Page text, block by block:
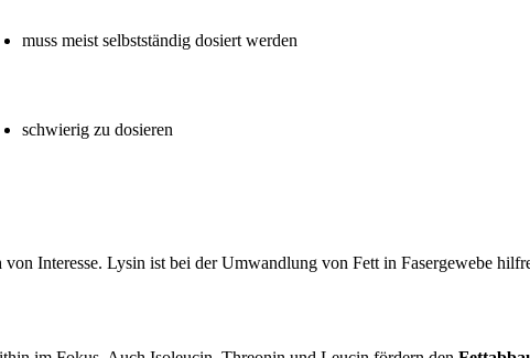
muss meist selbstständig dosiert werden
schwierig zu dosieren
von Interesse. Lysin ist bei der Umwandlung von Fett in Fasergewebe